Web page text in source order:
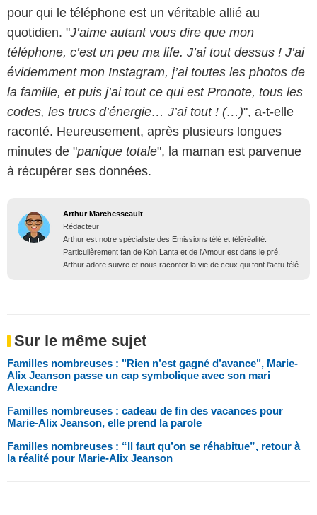
pour qui le téléphone est un véritable allié au
quotidien. "J’aime autant vous dire que mon
téléphone, c’est un peu ma life. J’ai tout dessus ! J’ai
évidemment mon Instagram, j’ai toutes les photos de
la famille, et puis j’ai tout ce qui est Pronote, tous les
codes, les trucs d’énergie… J’ai tout ! (…)", a-t-elle
raconté. Heureusement, après plusieurs longues
minutes de "panique totale", la maman est parvenue
à récupérer ses données.
Arthur Marchesseault
Rédacteur
Arthur est notre spécialiste des Emissions télé et téléréalité.
Particulièrement fan de Koh Lanta et de l'Amour est dans le pré,
Arthur adore suivre et nous raconter la vie de ceux qui font l'actu télé.
Sur le même sujet
Familles nombreuses : "Rien n’est gagné d’avance", Marie-
Alix Jeanson passe un cap symbolique avec son mari
Alexandre
Familles nombreuses : cadeau de fin des vacances pour
Marie-Alix Jeanson, elle prend la parole
Familles nombreuses : “Il faut qu’on se réhabitue”, retour à
la réalité pour Marie-Alix Jeanson